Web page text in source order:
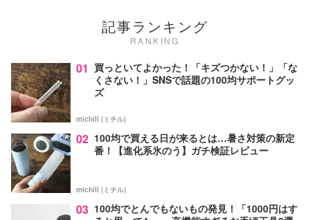
記事ランキング
RANKING
01 買っといてよかった！「キズつかない！」「な
くさない！」SNSで話題の100均サポートグッ
ズ
michill (ミチル)
02 100均で買える日が来るとは…暑さ対策の新定
番！【進化系氷のう】ガチ検証レビュー
michill (ミチル)
03 100均でとんでもないもの発見！「1000円はす